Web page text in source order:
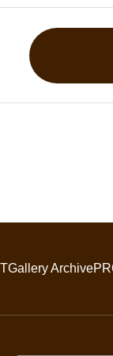
Gallery Archive